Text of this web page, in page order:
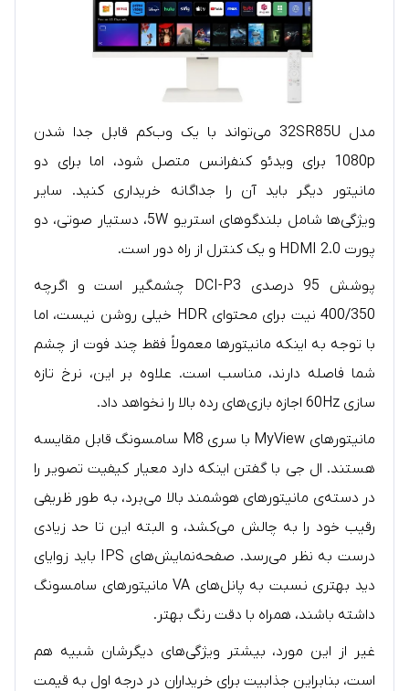
مدل 32SR85U می‌تواند با یک وب‌کم قابل جدا شدن
1080p برای ویدئو کنفرانس متصل شود، اما برای دو
مانیتور دیگر باید آن را جداگانه خریداری کنید. سایر
ویژگی‌ها شامل بلندگوهای استریو 5W، دستیار صوتی، دو
پورت HDMI 2.0 و یک کنترل از راه دور است.
پوشش 95 درصدی DCI-P3 چشمگیر است و اگرچه
400/350 نیت برای محتوای HDR خیلی روشن نیست، اما
با توجه به اینکه مانیتورها معمولاً فقط چند فوت از چشم
شما فاصله دارند، مناسب است. علاوه بر این، نرخ تازه
سازی 60Hz اجازه بازی‌های رده بالا را نخواهد داد.
مانیتورهای MyView با سری M8 سامسونگ قابل مقایسه
هستند. ال جی با گفتن اینکه دارد معیار کیفیت تصویر را
در دسته‌ی مانیتورهای هوشمند بالا می‌برد، به طور ظریفی
رقیب خود را به چالش می‌کشد، و البته این تا حد زیادی
درست به نظر می‌رسد. صفحه‌نمایش‌های IPS باید زوایای
دید بهتری نسبت به پانل‌های VA مانیتورهای سامسونگ
داشته باشند، همراه با دقت رنگ بهتر.
غیر از این مورد، بیشتر ویژگی‌های دیگرشان شبیه هم
است، بنابراین جذابیت برای خریداران در درجه اول به قیمت